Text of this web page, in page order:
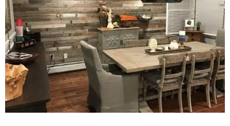
Kertas,
Vinyl
Cepat